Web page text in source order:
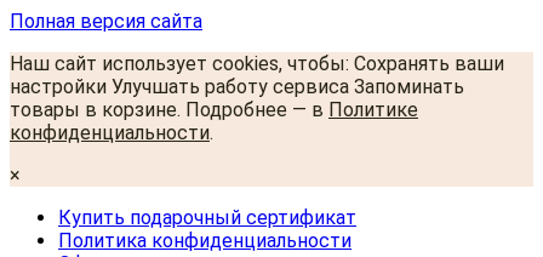
Полная версия сайта
Наш сайт использует cookies, чтобы: Сохранять ваши
настройки Улучшать работу сервиса Запоминать
товары в корзине. Подробнее — в Политике
конфиденциальности.
×
Купить подарочный сертификат
Политика конфиденциальности